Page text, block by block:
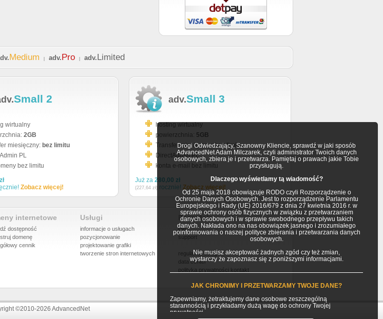
Drogi Odwiedzający, Szanowny Kliencie, sprawdź w jaki sposób
AdvancedNet Adam Milczarek, czyli administrator Twoich danych
osobowych, zbiera je i przetwarza. Pamiętaj o prawach jakie Tobie
przysługują.
Dlaczego wyświetlamy tą wiadomość?
Od 25 maja 2018 obowiązuje RODO czyli Rozporządzenie o
Ochronie Danych Osobowych. Jest to rozporządzenie Parlamentu
Europejskiego i Rady (UE) 2016/679 z dnia 27 kwietnia 2016 r. w
sprawie ochrony osób fizycznych w związku z przetwarzaniem
danych osobowych i w sprawie swobodnego przepływu takich
danych. Nakłada ono na nas obowiązek jasnego i zrozumiałego
poinformowania o naszej polityce zbierania i przetwarzania danych
osobowych.
Nie musisz akceptować żadnych zgód czy też zmian,
wystarczy że zapoznasz się z poniższymi informacjami.
JAK CHRONIMY I PRZETWARZAMY TWOJE DANE?
Zapewniamy, żetraktujemy dane osobowe zeszczególną
starannością i przykładamy dużą wagę do ochrony Twojej
prywatności.
Medium adv.Pro adv.Limited
Small 2
wirtualny
2GB
miesięczny: bez limitu
PL
bez limitu
Zobacz więcej!
adv.Small 3
hosting wirtualny
powierzchnia: 5GB
Transfer miesięczny:bez limitu
DirectAdmin PL
konta e-mail bez limitu
Już za 280,00 zł
(227,64 zł) rocznie! Zobacz więcej!
internetowe
dostępność
domenę
cennik
Usługi
informacje o usługach
pozycjonowanie
projektowanie grafiki
tworzenie stron internetowych
Pozostałe
faq
support
regulamin usług
data center
polityka prywatności kontakt
©2010-2026 AdvancedNet